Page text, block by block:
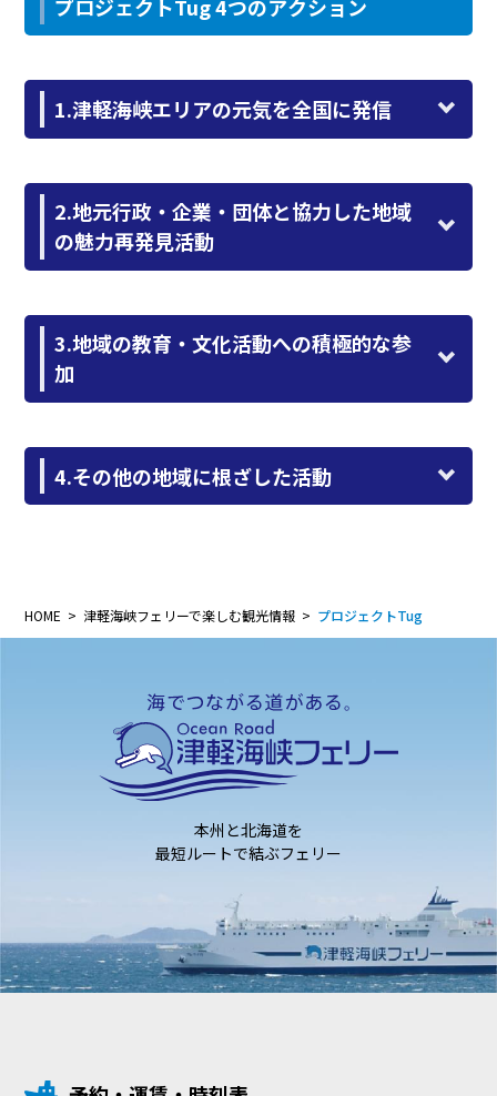
プロジェクトTug4つのアクション
1.津軽海峡エリアの元気を全国に発信
2.地元行政・企業・団体と協力した地域
の魅力再発見活動
3.地域の教育・文化活動への積極的な参
加
4.その他の地域に根ざした活動
HOME 津軽海峡フェリーで楽しむ観光情報 プロジェクトTug
本州と北海道を
最短ルートで結ぶフェリー